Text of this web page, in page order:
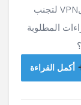
هل يمكنني ادارة الشركة من ليبيا باستخدام الVPN لتجنب
المطلوبة
أكمل القراءة